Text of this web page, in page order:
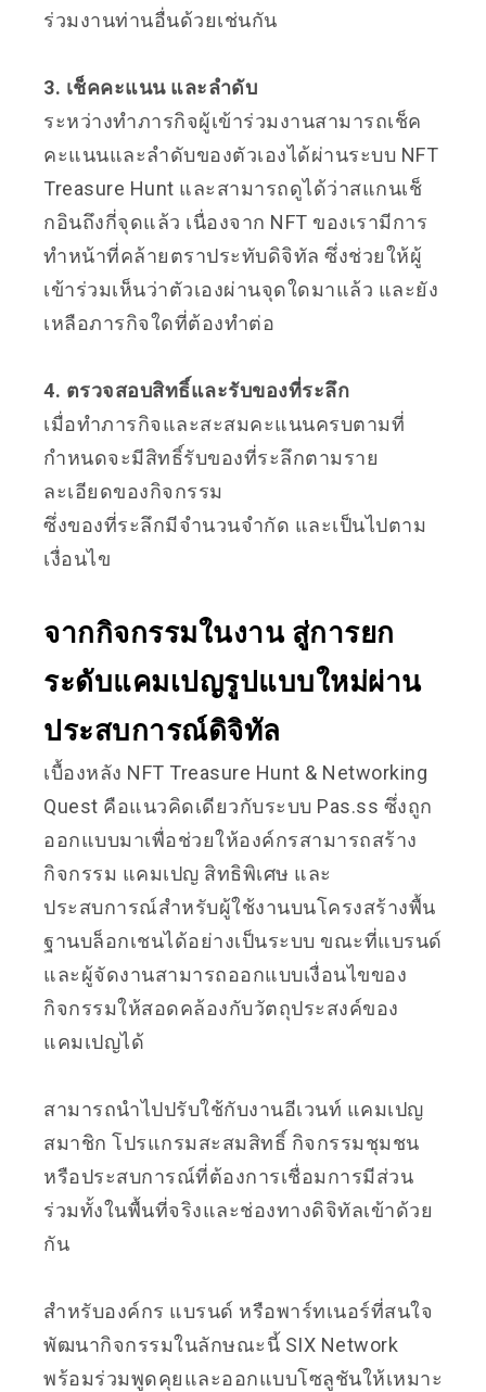
ร่วมงานท่านอื่นด้วยเช่นกัน
3. เช็คคะแนน และลำดับ
ระหว่างทำภารกิจผู้เข้าร่วมงานสามารถเช็ค
คะแนนและลำดับของตัวเองได้ผ่านระบบ NFT
Treasure Hunt และสามารถดูได้ว่าสแกนเช็
กอินถึงกี่จุดแล้ว เนื่องจาก NFT ของเรามีการ
ทำหน้าที่คล้ายตราประทับดิจิทัล ซึ่งช่วยให้ผู้
เข้าร่วมเห็นว่าตัวเองผ่านจุดใดมาแล้ว และยัง
เหลือภารกิจใดที่ต้องทำต่อ
4. ตรวจสอบสิทธิ์และรับของที่ระลึก
เมื่อทำภารกิจและสะสมคะแนนครบตามที่
กำหนดจะมีสิทธิ์รับของที่ระลึกตามราย
ละเอียดของกิจกรรม
ซึ่งของที่ระลึกมีจำนวนจำกัด และเป็นไปตาม
เงื่อนไข
จากกิจกรรมในงาน สู่การยก
ระดับแคมเปญรูปแบบใหม่ผ่าน
ประสบการณ์ดิจิทัล
เบื้องหลัง NFT Treasure Hunt & Networking
Quest คือแนวคิดเดียวกับระบบ Pas.ss ซึ่งถูก
ออกแบบมาเพื่อช่วยให้องค์กรสามารถสร้าง
กิจกรรม แคมเปญ สิทธิพิเศษ และ
ประสบการณ์สำหรับผู้ใช้งานบนโครงสร้างพื้น
ฐานบล็อกเชนได้อย่างเป็นระบบ ขณะที่แบรนด์
และผู้จัดงานสามารถออกแบบเงื่อนไขของ
กิจกรรมให้สอดคล้องกับวัตถุประสงค์ของ
แคมเปญได้
สามารถนำไปปรับใช้กับงานอีเวนท์ แคมเปญ
สมาชิก โปรแกรมสะสมสิทธิ์ กิจกรรมชุมชน
หรือประสบการณ์ที่ต้องการเชื่อมการมีส่วน
ร่วมทั้งในพื้นที่จริงและช่องทางดิจิทัลเข้าด้วย
กัน
สำหรับองค์กร แบรนด์ หรือพาร์ทเนอร์ที่สนใจ
พัฒนากิจกรรมในลักษณะนี้ SIX Network
พร้อมร่วมพูดคุยและออกแบบโซลูชันให้เหมาะ